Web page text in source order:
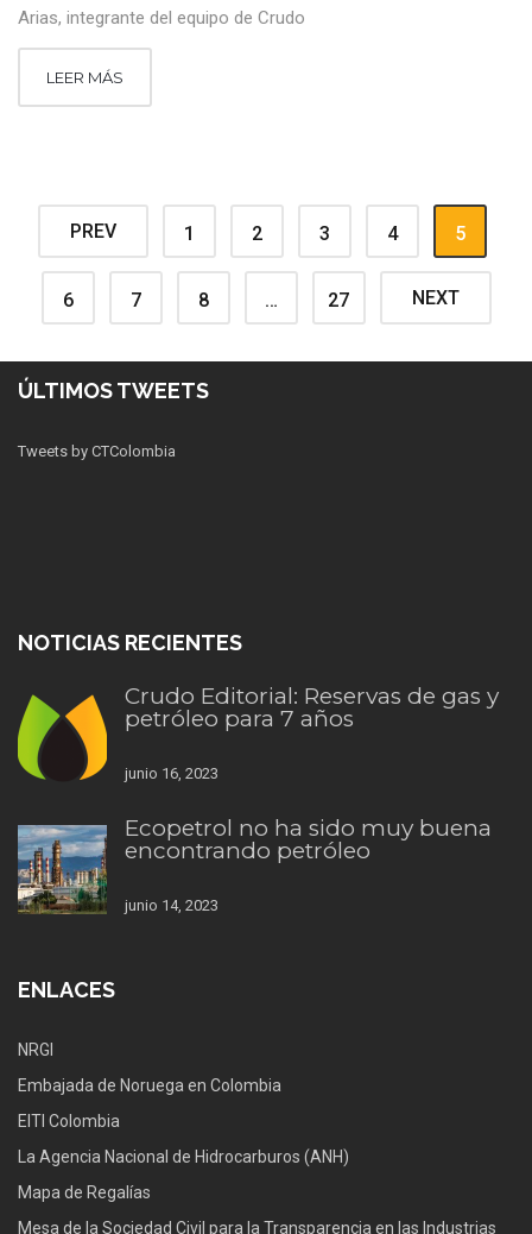
Arias, integrante del equipo de Crudo
LEER MÁS
PREV 1 2 3 4 5
6 7 8 … 27 NEXT
ÚLTIMOS TWEETS
Tweets by CTColombia
NOTICIAS RECIENTES
Crudo Editorial: Reservas de gas y
petróleo para 7 años
junio 16, 2023
Ecopetrol no ha sido muy buena
encontrando petróleo
junio 14, 2023
ENLACES
NRGI
Embajada de Noruega en Colombia
EITI Colombia
La Agencia Nacional de Hidrocarburos (ANH)
Mapa de Regalías
Mesa de la Sociedad Civil para la Transparencia en las Industrias